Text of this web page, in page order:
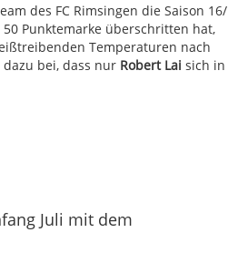
des FC Rimsingen die Saison 16/
Punktemarke überschritten hat,
Temperaturen nach
bei, dass nur Robert Lai sich in
Juli mit dem